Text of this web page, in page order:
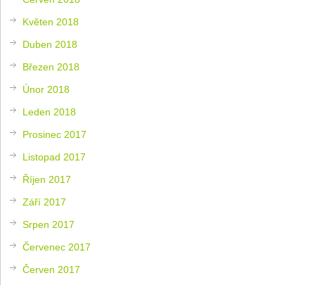
Květen 2018
Duben 2018
Březen 2018
Únor 2018
Leden 2018
Prosinec 2017
Listopad 2017
Říjen 2017
Září 2017
Srpen 2017
Červenec 2017
Červen 2017